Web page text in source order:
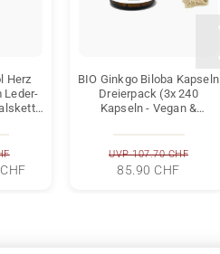
Herz
Leder-
BIO Ginkgo Biloba Kapseln
Dreierpack (3x 240
Kapseln - Vegan &
UVP 107.70 CHF
85.90 CHF